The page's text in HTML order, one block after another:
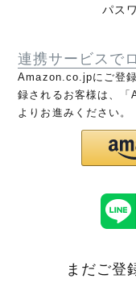
パス
連携サービスで
Amazon.co.jpにご登
録されるお客様は、「
よりお進みください。
まだご登